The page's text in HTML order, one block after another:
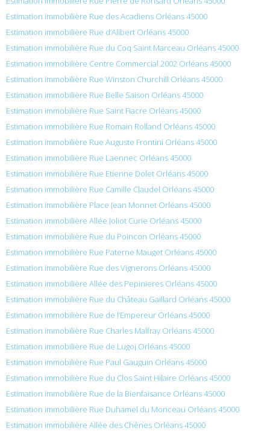
Estimation immobilière Rue des Acadiens Orléans 45000
Estimation immobilière Rue d’Alibert Orléans 45000
Estimation immobilière Rue du Coq Saint Marceau Orléans 45000
Estimation immobilière Centre Commercial 2002 Orléans 45000
Estimation immobilière Rue Winston Churchill Orléans 45000
Estimation immobilière Rue Belle Saison Orléans 45000
Estimation immobilière Rue Saint Fiacre Orléans 45000
Estimation immobilière Rue Romain Rolland Orléans 45000
Estimation immobilière Rue Auguste Frontini Orléans 45000
Estimation immobilière Rue Laennec Orléans 45000
Estimation immobilière Rue Etienne Dolet Orléans 45000
Estimation immobilière Rue Camille Claudel Orléans 45000
Estimation immobilière Place Jean Monnet Orléans 45000
Estimation immobilière Allée Joliot Curie Orléans 45000
Estimation immobilière Rue du Poincon Orléans 45000
Estimation immobilière Rue Paterne Mauget Orléans 45000
Estimation immobilière Rue des Vignerons Orléans 45000
Estimation immobilière Allée des Pepinieres Orléans 45000
Estimation immobilière Rue du Château Gaillard Orléans 45000
Estimation immobilière Rue de l’Empereur Orléans 45000
Estimation immobilière Rue Charles Malfray Orléans 45000
Estimation immobilière Rue de Lugoj Orléans 45000
Estimation immobilière Rue Paul Gauguin Orléans 45000
Estimation immobilière Rue du Clos Saint Hilaire Orléans 45000
Estimation immobilière Rue de la Bienfaisance Orléans 45000
Estimation immobilière Rue Duhamel du Monceau Orléans 45000
Estimation immobilière Allée des Chênes Orléans 45000